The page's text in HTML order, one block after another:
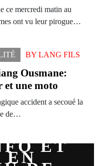
ce mercredi matin au
ont vu leur pirogue…
BY LANG FILS
Ousmane:
une moto
accident a secoué la
de…
ET
EN